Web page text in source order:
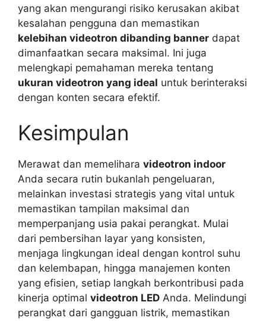
yang akan mengurangi risiko kerusakan akibat
kesalahan pengguna dan memastikan
kelebihan videotron dibanding banner dapat
dimanfaatkan secara maksimal. Ini juga
melengkapi pemahaman mereka tentang
ukuran videotron yang ideal untuk berinteraksi
dengan konten secara efektif.
Kesimpulan
Merawat dan memelihara videotron indoor
Anda secara rutin bukanlah pengeluaran,
melainkan investasi strategis yang vital untuk
memastikan tampilan maksimal dan
memperpanjang usia pakai perangkat. Mulai
dari pembersihan layar yang konsisten,
menjaga lingkungan ideal dengan kontrol suhu
dan kelembapan, hingga manajemen konten
yang efisien, setiap langkah berkontribusi pada
kinerja optimal videotron LED Anda. Melindungi
perangkat dari gangguan listrik, memastikan